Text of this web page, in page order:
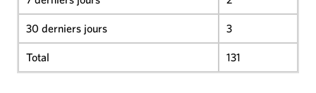
30 derniers jours 3
Total 131